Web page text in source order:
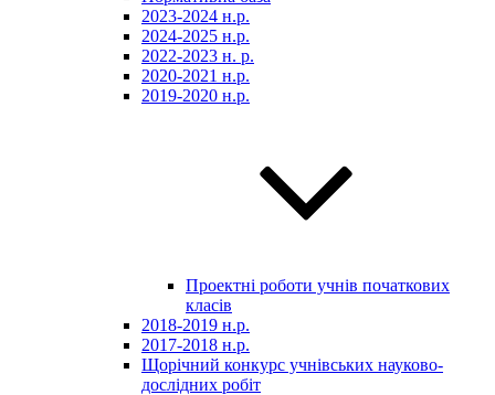
2023-2024 н.р.
2024-2025 н.р.
2022-2023 н. р.
2020-2021 н.р.
2019-2020 н.р.
Проектні роботи учнів початкових
класів
2018-2019 н.р.
2017-2018 н.р.
Щорічний конкурс учнівських науково-
дослідних робіт